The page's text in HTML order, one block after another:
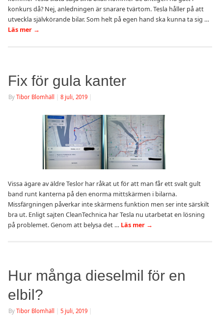
konkurs då? Nej, anledningen är snarare tvärtom. Tesla håller på att
utveckla självkörande bilar. Som helt på egen hand ska kunna ta sig …
Läs mer →
Fix för gula kanter
By Tibor Blomhäll 8 juli, 2019
Vissa ägare av äldre Teslor har råkat ut för att man får ett svalt gult
band runt kanterna på den enorma mittskärmen i bilarna.
Missfärgningen påverkar inte skärmens funktion men ser inte särskilt
bra ut. Enligt sajten CleanTechnica har Tesla nu utarbetat en lösning
på problemet. Genom att belysa det … Läs mer →
Hur många dieselmil för en
elbil?
By Tibor Blomhäll 5 juli, 2019